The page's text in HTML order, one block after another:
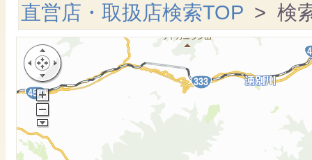
直営店・取扱店検索TOP > 検